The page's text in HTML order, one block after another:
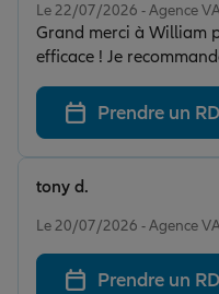
Le 22/07/2026 - Agence
Grand merci à William
efficace ! Je
l'efficacité en situation
Prendre un
Le 20/07/2026 - Agence
tony d.
Prendre un